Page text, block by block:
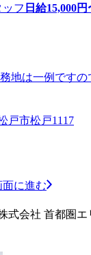
フ 日給15,000円
地は一例ですの
戸市松戸1117
面に進む
式会社 首都圏エ